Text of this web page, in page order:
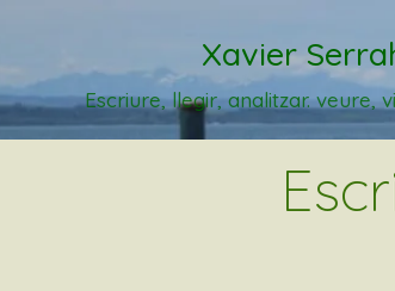
Xavier
Escriure, llegir, analitzar. veure,